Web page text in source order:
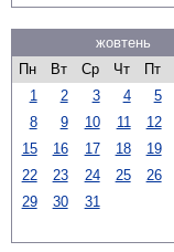
жовтень
Пн
Вт Ср Чт Пт
1
2 3 4 5
8
9 10 11 12
15
16 17 18 19
22
23 24 25 26
29
30 31